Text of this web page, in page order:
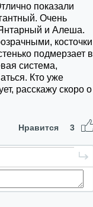
показали
Очень
и Алеша.
косточки
подмерзает в
система,
Кто уже
расскажу скоро о
Нравится 3